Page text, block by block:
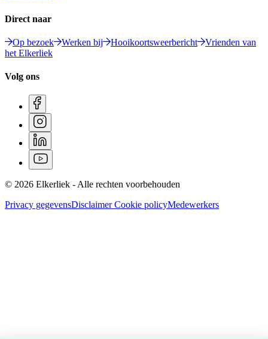
Direct naar
Op bezoek Werken bij Hooikoortsweerbericht
Vrienden van
het Elkerliek
Volg ons
© 2026 Elkerliek - Alle rechten voorbehouden
Privacy gegevensDisclaimerCookie policyMedewerkers